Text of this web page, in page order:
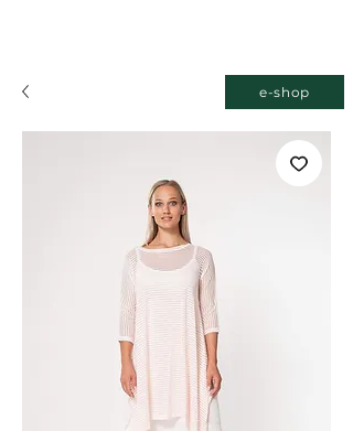
e-shop